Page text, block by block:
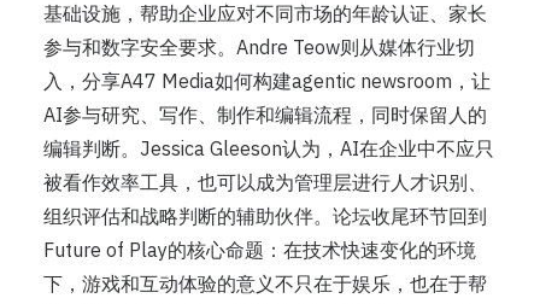
基础设施，帮助企业应对不同市场的年龄认证、家长
参与和数字安全要求。Andre Teow则从媒体行业切
入，分享A47 Media如何构建agentic newsroom，让
AI参与研究、写作、制作和编辑流程，同时保留人的
编辑判断。Jessica Gleeson认为，AI在企业中不应只
被看作效率工具，也可以成为管理层进行人才识别、
组织评估和战略判断的辅助伙伴。论坛收尾环节回到
Future of Play的核心命题：在技术快速变化的环境
下，游戏和互动体验的意义不只在于娱乐，也在于帮